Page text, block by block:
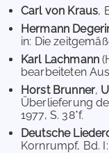
Carl von Kraus,
Hermann
in: Die
Karl Lachmann
bearbeiteten
Horst Brunner,
Überlieferung
1977, S. 38*f.
Deutsche
Kornrumpf, Bd.